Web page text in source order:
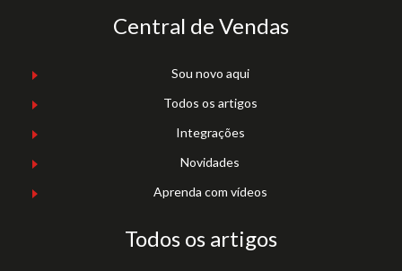
Central de Vendas
Sou novo aqui
Todos os artigos
Integrações
Novidades
Aprenda com vídeos
Todos os artigos